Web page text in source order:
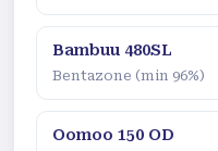
Bambuu 480SL
Bentazone (min 96%)
Oomoo 150 OD